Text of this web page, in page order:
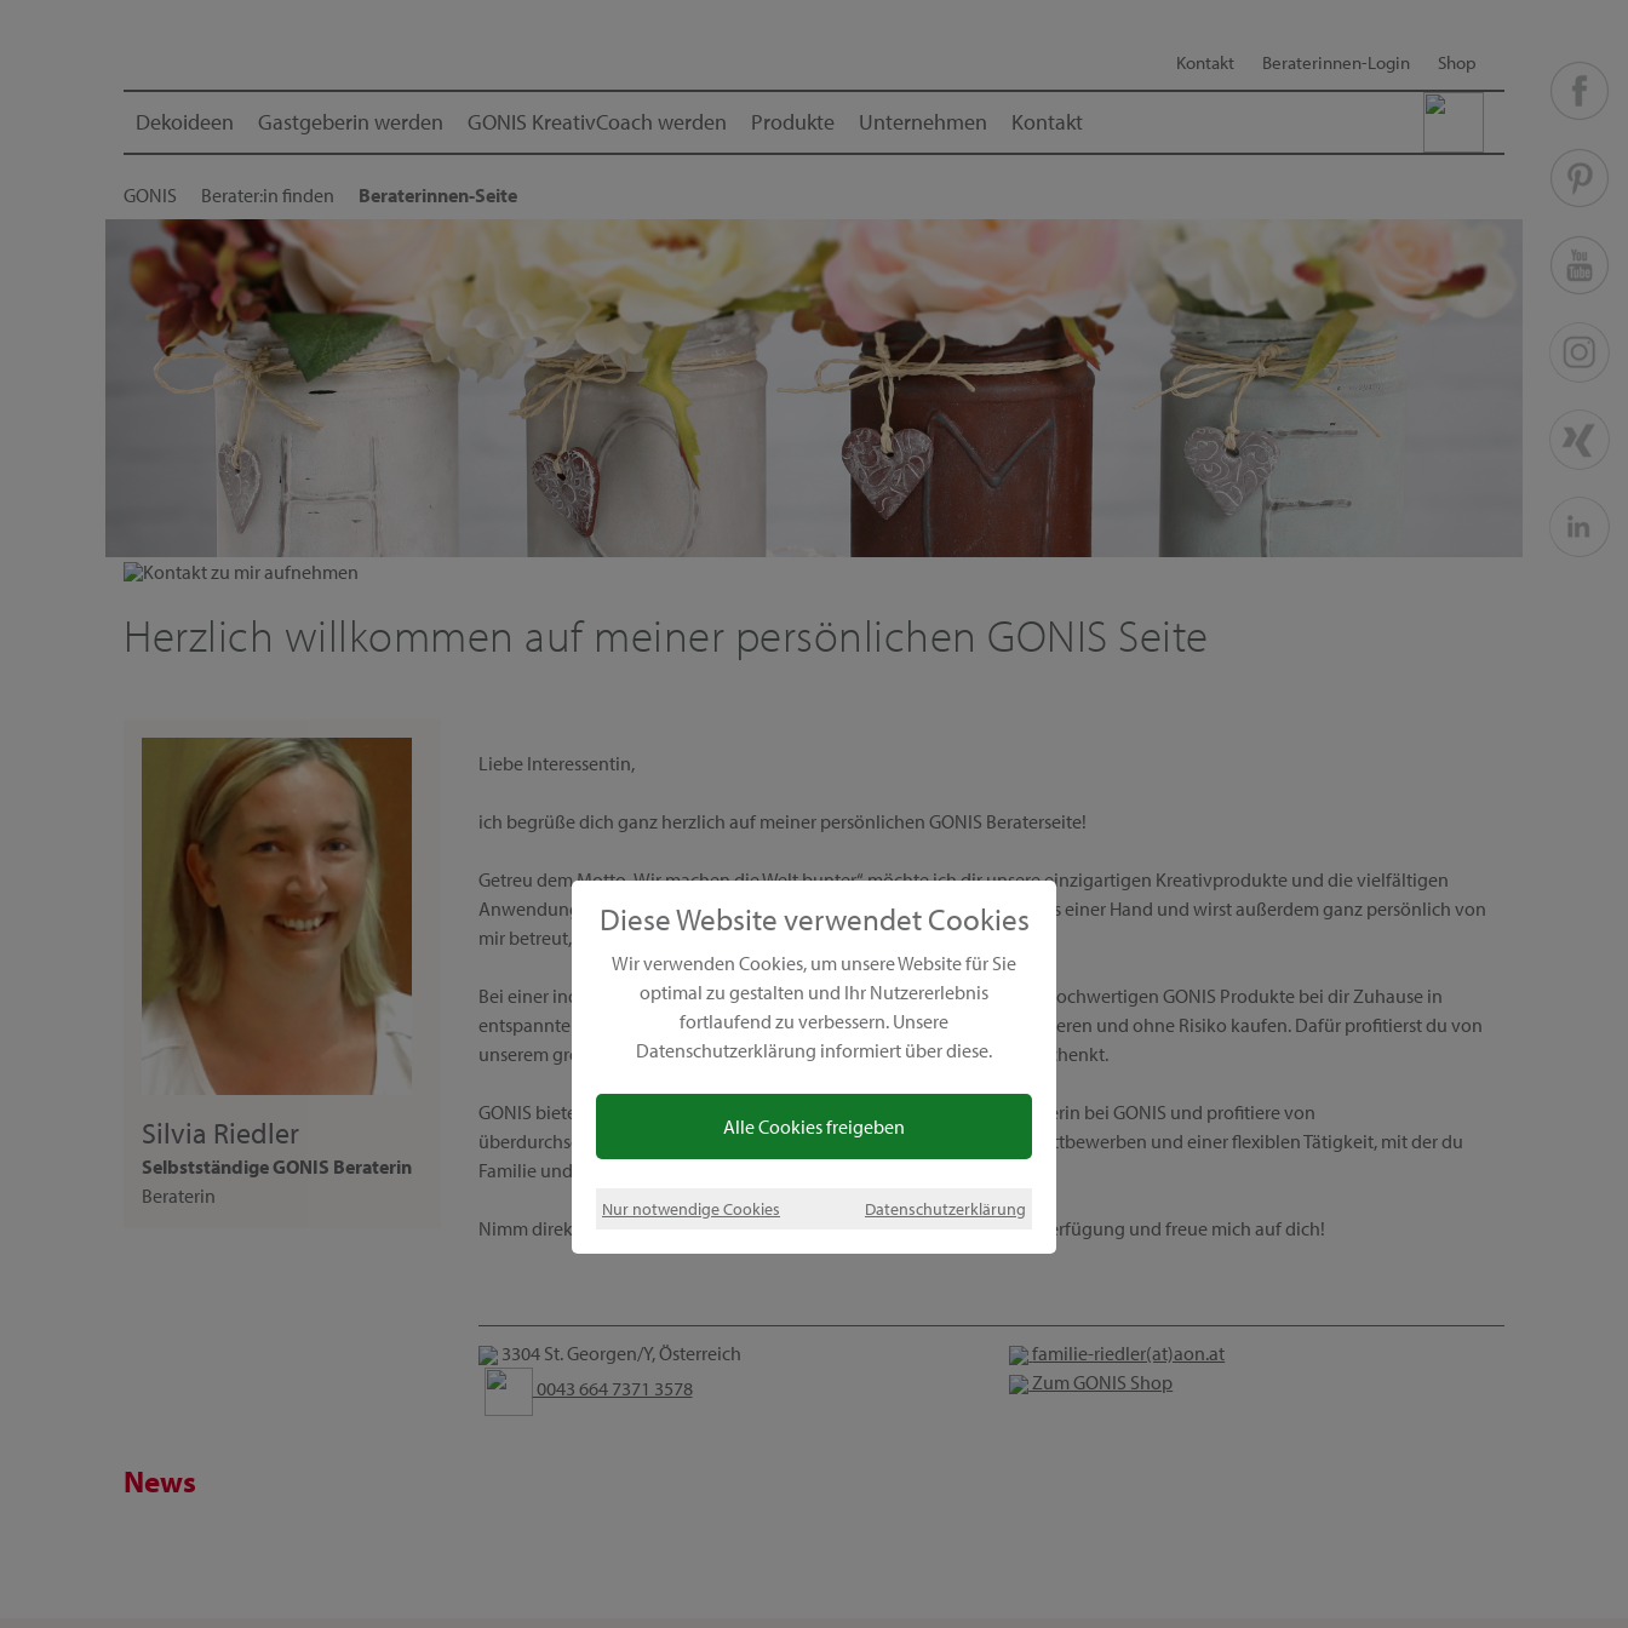
Diese Website verwendet Cookies
Wir verwenden Cookies, um unsere Website für Sie
optimal zu gestalten und Ihr Nutzererlebnis
fortlaufend zu verbessern. Unsere
Datenschutzerklärung informiert über diese.
Alle Cookies freigeben
Nur notwendige Cookies Datenschutzerklärung
Kontakt Beraterinnen-Login Shop
Dekoideen Gastgeberin werden GONIS KreativCoach werden Produkte Unternehmen Kontakt
GONIS Berater:in finden Beraterinnen-Seite
Kontakt zu mir aufnehmen
Herzlich willkommen auf meiner persönlichen GONIS Seite
Silvia Riedler
Selbstständige GONIS Beraterin
Beraterin
Liebe Interessentin,
ich begrüße dich ganz herzlich auf meiner persönlichen GONIS Beraterseite!
Getreu dem Motto „Wir machen die Welt bunter“ möchte ich dir unsere einzigartigen Kreativprodukte und die vielfältigen
Anwendungsmöglichkeiten präsentieren. Bei GONIS erhältst du alles aus einer Hand und wirst außerdem ganz persönlich von
mir betreut, vor und natürlich auch nach dem Kauf.
Bei einer individuellen Vorführung zeige ich dir und deinen Gästen die hochwertigen GONIS Produkte bei dir Zuhause in
entspannter Atmosphäre. Die Produkte kannst du in aller Ruhe ausprobieren und ohne Risiko kaufen. Dafür profitierst du von
unserem großzügigen Gastgeberprogramm und wirst reich von mir beschenkt.
GONIS bietet außerdem ein einzigartiges Geschäftsmodell. Werde Beraterin bei GONIS und profitiere von
überdurchschnittlichen Provisionen, interessanten Incentives, tollen Wettbewerben und einer flexiblen Tätigkeit, mit der du
Familie und Beruf perfekt kombinieren kannst.
Nimm direkt Kontakt zu mir auf, denn ich stehe dir gern für Fragen zur Verfügung und freue mich auf dich!
3304 St. Georgen/Y, Österreich
familie-riedler(at)aon.at
0043 664 7371 3578
Zum GONIS Shop
News